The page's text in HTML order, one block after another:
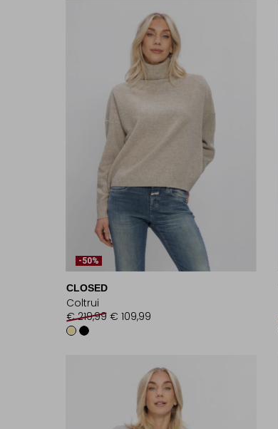
-50%
CLOSED
Coltrui
€ 219,99 € 109,99